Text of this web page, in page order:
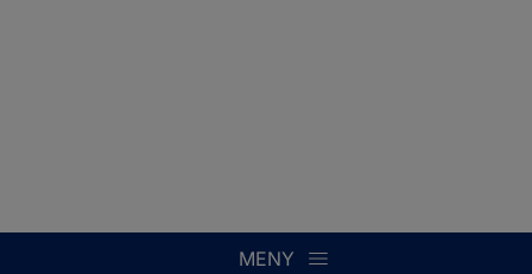
MENY